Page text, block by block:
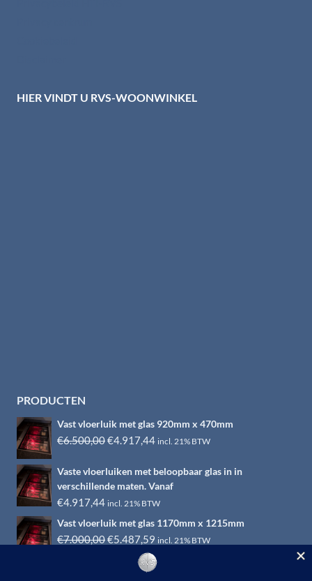
HIER VINDT U RVS-WOONWINKEL
PRODUCTEN
Vast vloerluik met glas 920mm x 470mm
€6.500,00Oorspronkelijke
was:
€6.500,00.
€4.917,44Huidige
is:
€4.917,44.
incl. 21% BTW
Vaste vloerluiken met beloopbaar glas in in
verschillende maten. Vanaf
€4.917,44 incl. 21% BTW
Vast vloerluik met glas 1170mm x 1215mm
€7.000,00Oorspronkelijke
€5.487,59 Huidige
prijs
is:
incl. 21% BTW